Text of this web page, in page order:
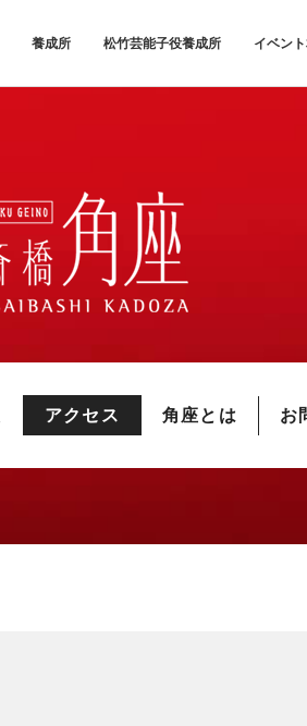
養成所 松竹芸能子役養成所 イベン
アクセス 角座とは お